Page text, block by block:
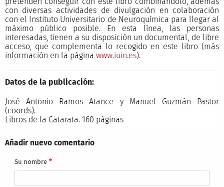
con diversas actividades de divulgación en colaboración
con el Instituto Universitario de Neuroquímica para llegar al
máximo público posible. En esta línea, las personas
interesadas, tienen a su disposición un documental, de libre
acceso, que complementa lo recogido en este libro (más
información en la página www.iuin.es).
Datos de la publicación:
José Antonio Ramos Atance y Manuel Guzmán Pastor
(coords).
Libros de la Catarata. 160 páginas
Añadir nuevo comentario
Su nombre